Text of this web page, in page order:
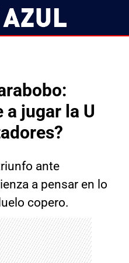
a jugar la U
ante
a pensar en lo
copero.